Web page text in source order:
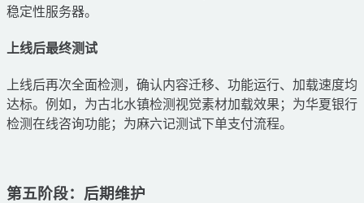
稳定性服务器。
上线后最终测试
上线后再次全面检测，确认内容迁移、功能运行、加载速度均
达标。例如，为古北水镇检测视觉素材加载效果；为华夏银行
检测在线咨询功能；为麻六记测试下单支付流程。
第五阶段：后期维护